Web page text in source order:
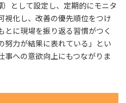
として設定し、定期的にモニタ
視化し、改善の優先順位をつけ
とに現場を振り返る習慣がつく
努力が結果に表れている」とい
事への意欲向上にもつながりま